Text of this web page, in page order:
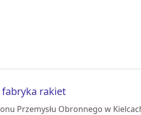
rakiet
Przemysłu Obronnego w